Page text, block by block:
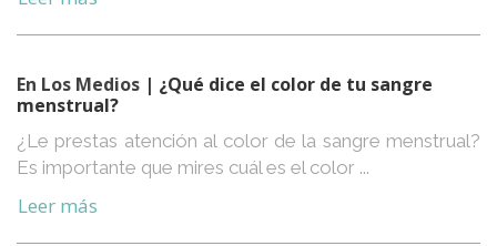
En Los Medios | ¿Qué dice el color de tu sangre
menstrual?
¿Le prestas atención al color de la sangre menstrual?
Es importante que mires cuál es el color ...
Leer más